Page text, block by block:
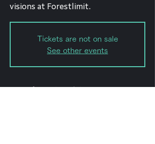
visions at Forestlimit.
Tickets are not on sale
See other events